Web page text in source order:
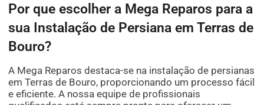
Por que escolher a Mega Reparos para a
sua Instalação de Persiana em Terras de
Bouro?
A Mega Reparos destaca-se na instalação de persianas
em Terras de Bouro, proporcionando um processo fácil
e eficiente. A nossa equipe de profissionais